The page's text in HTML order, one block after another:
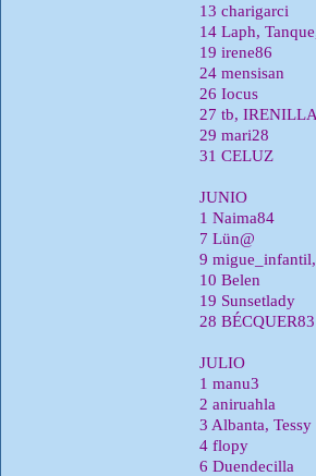
13 charigarci
14 Laph,
19 irene86
24 mensisan
26 Iocus
27 tb, IRENILLA
29 mari28
31 CELUZ
JUNIO
1 Naima84
7 Lün@
9
10 Belen
19 Sunsetlady
28 BÉCQUER83
JULIO
1 manu3
2 aniruahla
3 Albanta, Tessy
4 flopy
6 Duendecilla